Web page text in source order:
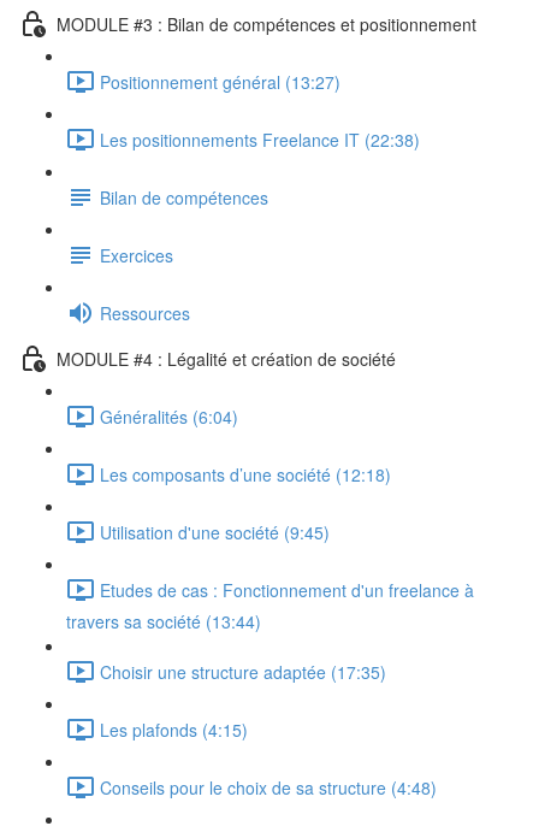
MODULE #3 : Bilan de compétences et positionnement
Positionnement général (13:27)
Les positionnements Freelance IT (22:38)
Bilan de compétences
Exercices
Ressources
MODULE #4 : Légalité et création de société
Généralités (6:04)
Les composants d’une société (12:18)
Utilisation d'une société (9:45)
Etudes de cas : Fonctionnement d'un freelance à
travers sa société (13:44)
Choisir une structure adaptée (17:35)
Les plafonds (4:15)
Conseils pour le choix de sa structure (4:48)